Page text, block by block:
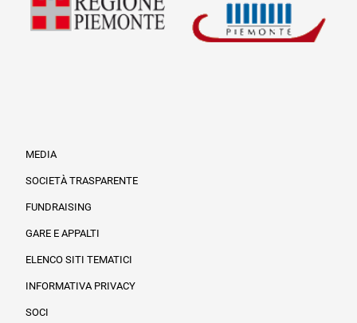
MEDIA
SOCIETÀ TRASPARENTE
FUNDRAISING
GARE E APPALTI
ELENCO SITI TEMATICI
INFORMATIVA PRIVACY
SOCI